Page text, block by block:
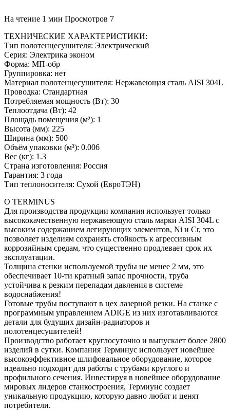
На чтение 1 мин Просмотров 7
ТЕХНИЧЕСКИЕ ХАРАКТЕРИСТИКИ:
Тип полотенцесушителя: Электрический
Серия: Электрика эконом
Форма: МП-обр
Группировка: нет
Материал полотенцесушителя: Нержавеющая сталь AISI 304L
Проводка: Стандартная
Потребляемая мощность (Вт): 30
Теплоотдача (Вт): 42
Площадь помещения (м²): 1
Высота (мм): 225
Ширина (мм): 500
Объём упаковки (м³): 0.006
Вес (кг): 1.3
Страна изготовления: Россия
Гарантия: 3 года
Тип теплоносителя: Сухой (ЕвроТЭН)
О TERMINUS
Для производства продукции компания использует только
высококачественную нержавеющую сталь марки AISI 304L с
высоким содержанием легирующих элементов, Ni и Cr, это
позволяет изделиям сохранять стойкость к агрессивным
коррозийным средам, что существенно продлевает срок их
эксплуатации.
Толщина стенки используемой трубы не менее 2 мм, это
обеспечивает 10-ти кратный запас прочности, труба
устойчива к резким перепадам давления в системе
водоснабжения!
Готовые трубы поступают в цех лазерной резки. На станке с
программным управлением ADIGE из них изготавливаются
детали для будущих дизайн-радиаторов и
полотенцесушителей!
Производство работает круглосуточно и выпускает более 2800
изделий в сутки. Компания Терминус использует новейшее
высокоэффективное шлифовальное оборудование, которое
идеально подходит для работы с трубами круглого и
профильного сечения. Инвестируя в новейшее оборудование
мировых лидеров станкостроения, Термиунс создает
уникальную продукцию, которую давно любят и ценят
потребители.